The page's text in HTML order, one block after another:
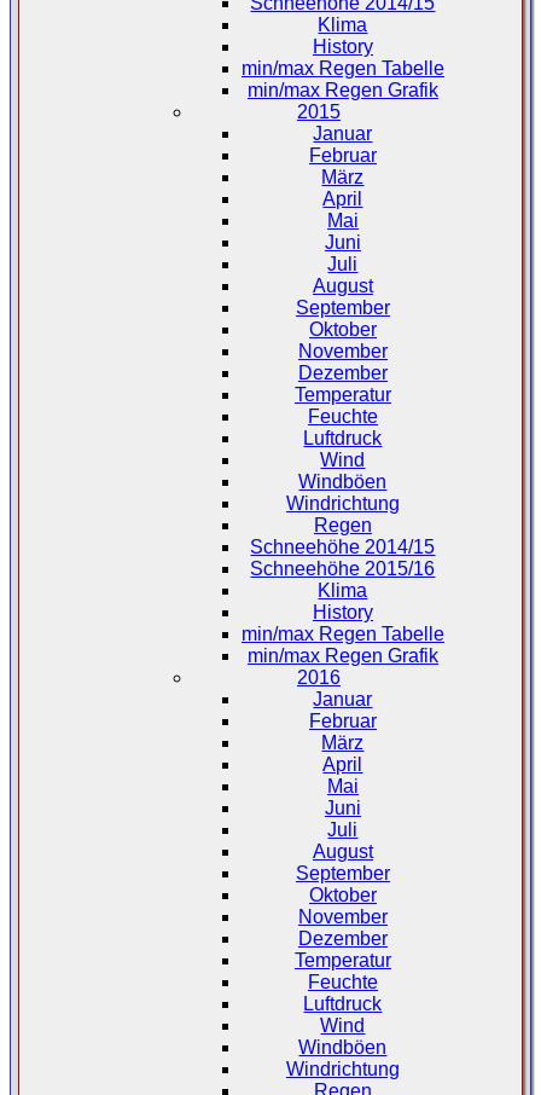
Klima
History
min/max Regen Tabelle
min/max Regen Grafik
2015
Januar
Februar
März
April
Mai
Juni
Juli
August
September
Oktober
November
Dezember
Temperatur
Feuchte
Luftdruck
Wind
Windböen
Windrichtung
Regen
Schneehöhe 2014/15
Schneehöhe 2015/16
Klima
History
min/max Regen Tabelle
min/max Regen Grafik
2016
Januar
Februar
März
April
Mai
Juni
Juli
August
September
Oktober
November
Dezember
Temperatur
Feuchte
Luftdruck
Wind
Windböen
Windrichtung
Regen